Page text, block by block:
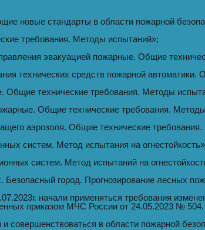
новые стандарты в области пожарной
требования. Методы испытаний»;
эвакуацией пожарные. Общие
технических средств пожарной
технические требования. Методы
Общие технические требования.
аэрозоля. Общие технические
систем. Метод испытания на
систем. Метод испытаний на
город. Прогнозирование лесных
начали применяться требования
приказом МЧС России от 24.05.2023 № 504.
совершенствоваться в области пожарной